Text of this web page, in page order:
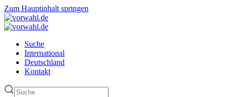
Zum Hauptinhalt springen
Suche
International
Deutschland
Kontakt